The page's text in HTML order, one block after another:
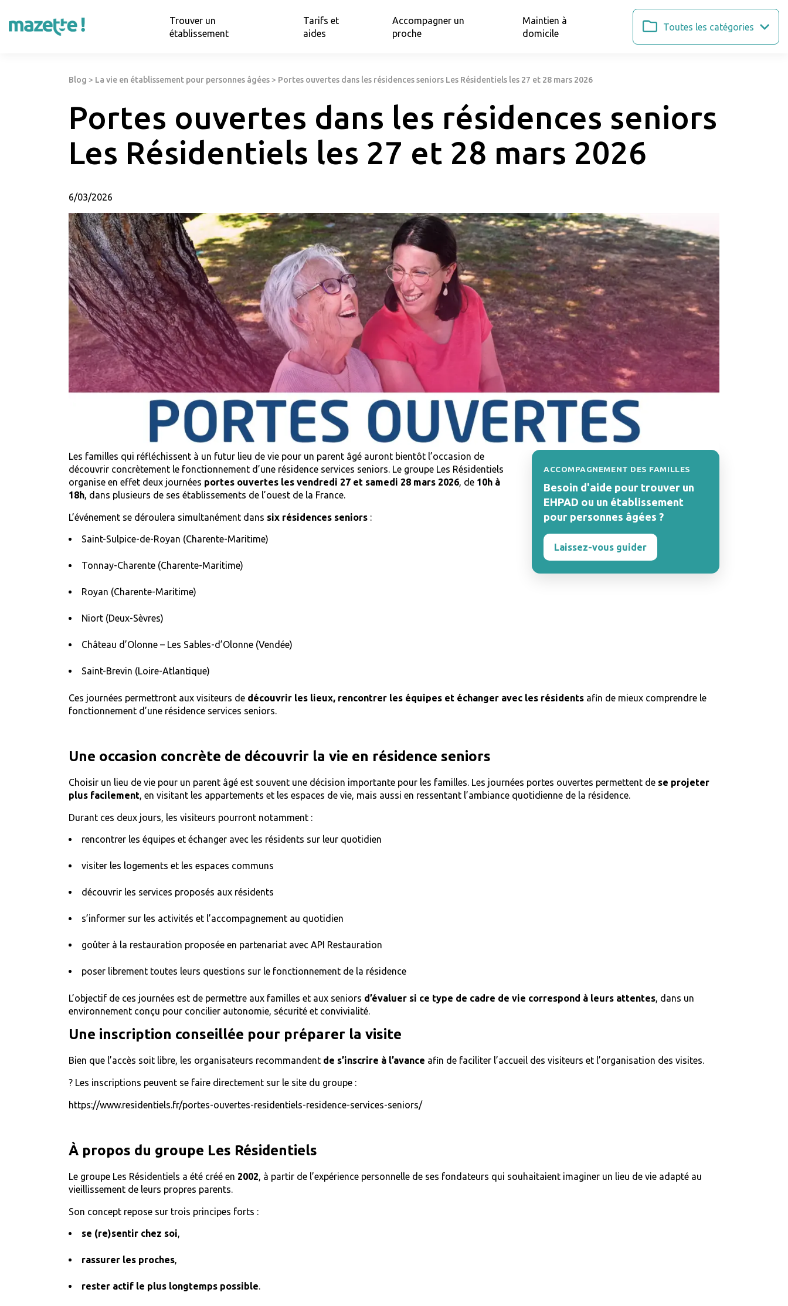
Trouver un
établissement
Tarifs et
aides
Accompagner un
proche
Maintien à
domicile
Toutes les catégories
Blog > La vie en établissement pour personnes âgées > Portes ouvertes dans les résidences seniors Les Résidentiels les 27 et 28 mars 2026
Portes ouvertes dans les résidences seniors
Les Résidentiels les 27 et 28 mars 2026
6/03/2026
ACCOMPAGNEMENT DES FAMILLES
Besoin d'aide pour trouver un
EHPAD ou un établissement
pour personnes âgées ?
Laissez-vous guider
Les familles qui réfléchissent à un futur lieu de vie pour un parent âgé auront bientôt l’occasion de
découvrir concrètement le fonctionnement d’une résidence services seniors. Le groupe Les Résidentiels
organise en effet deux journées portes ouvertes les vendredi 27 et samedi 28 mars 2026, de 10h à
18h, dans plusieurs de ses établissements de l’ouest de la France.
L’événement se déroulera simultanément dans six résidences seniors :
Saint-Sulpice-de-Royan (Charente-Maritime)
Tonnay-Charente (Charente-Maritime)
Royan (Charente-Maritime)
Niort (Deux-Sèvres)
Château d’Olonne – Les Sables-d’Olonne (Vendée)
Saint-Brevin (Loire-Atlantique)
Ces journées permettront aux visiteurs de découvrir les lieux, rencontrer les équipes et échanger avec les résidents afin de mieux comprendre le
fonctionnement d’une résidence services seniors.
Une occasion concrète de découvrir la vie en résidence seniors
Choisir un lieu de vie pour un parent âgé est souvent une décision importante pour les familles. Les journées portes ouvertes permettent de se projeter
plus facilement, en visitant les appartements et les espaces de vie, mais aussi en ressentant l’ambiance quotidienne de la résidence.
Durant ces deux jours, les visiteurs pourront notamment :
rencontrer les équipes et échanger avec les résidents sur leur quotidien
visiter les logements et les espaces communs
découvrir les services proposés aux résidents
s’informer sur les activités et l’accompagnement au quotidien
goûter à la restauration proposée en partenariat avec API Restauration
poser librement toutes leurs questions sur le fonctionnement de la résidence
L’objectif de ces journées est de permettre aux familles et aux seniors d’évaluer si ce type de cadre de vie correspond à leurs attentes, dans un
environnement conçu pour concilier autonomie, sécurité et convivialité.
Une inscription conseillée pour préparer la visite
Bien que l’accès soit libre, les organisateurs recommandent de s’inscrire à l’avance afin de faciliter l’accueil des visiteurs et l’organisation des visites.
? Les inscriptions peuvent se faire directement sur le site du groupe :
https://www.residentiels.fr/portes-ouvertes-residentiels-residence-services-seniors/
À propos du groupe Les Résidentiels
Le groupe Les Résidentiels a été créé en 2002, à partir de l’expérience personnelle de ses fondateurs qui souhaitaient imaginer un lieu de vie adapté au
vieillissement de leurs propres parents.
Son concept repose sur trois principes forts :
se (re)sentir chez soi,
rassurer les proches,
rester actif le plus longtemps possible.